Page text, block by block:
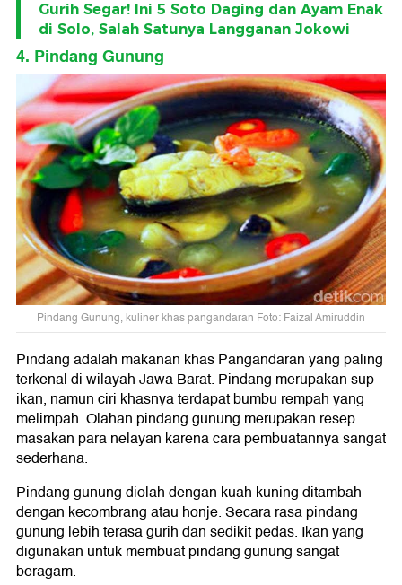
Gurih Segar! Ini 5 Soto Daging dan Ayam Enak
di Solo, Salah Satunya Langganan Jokowi
4. Pindang Gunung
Pindang Gunung, kuliner khas pangandaran Foto: Faizal Amiruddin
Pindang adalah makanan khas Pangandaran yang paling
terkenal di wilayah Jawa Barat. Pindang merupakan sup
ikan, namun ciri khasnya terdapat bumbu rempah yang
melimpah. Olahan pindang gunung merupakan resep
masakan para nelayan karena cara pembuatannya sangat
sederhana.
Pindang gunung diolah dengan kuah kuning ditambah
dengan kecombrang atau honje. Secara rasa pindang
gunung lebih terasa gurih dan sedikit pedas. Ikan yang
digunakan untuk membuat pindang gunung sangat
beragam.